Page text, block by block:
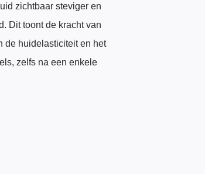
zichtbaar steviger en
Dit toont de kracht van
de huidelasticiteit en het
zelfs na een enkele